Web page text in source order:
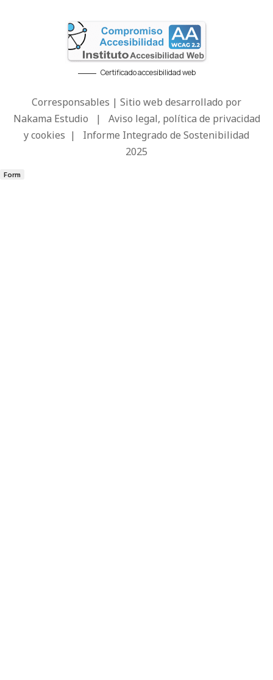
Certificado accesibilidad web
Corresponsables | Sitio web desarrollado por
Nakama Estudio | Aviso legal, política de privacidad
y cookies | Informe Integrado de Sostenibilidad
2025
Form